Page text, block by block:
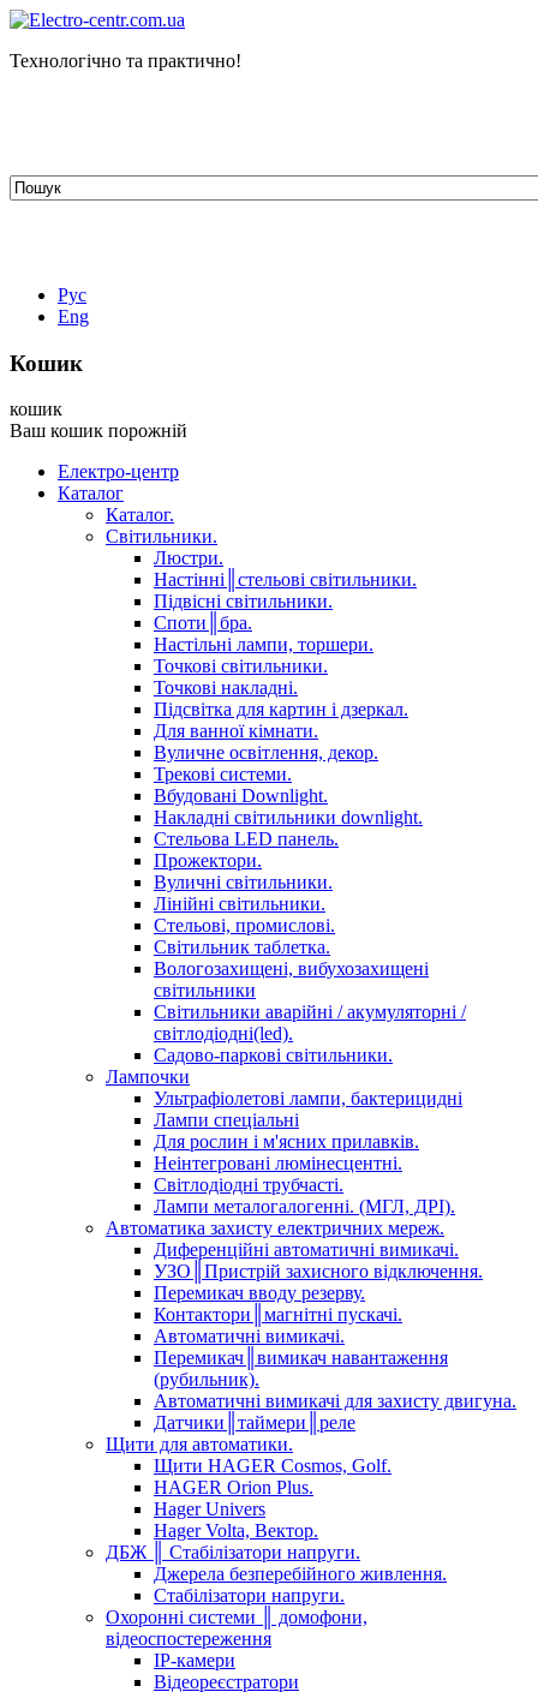
Технологічно та практично!
Рус
Eng
Кошик
кошик
Ваш кошик порожній
Електро-центр
Каталог
Каталог.
Світильники.
Люстри.
Настінні║стельові світильники.
Підвісні світильники.
Споти║бра.
Настільні лампи, торшери.
Точкові світильники.
Точкові накладні.
Підсвітка для картин і дзеркал.
Для ванної кімнати.
Вуличне освітлення, декор.
Трекові системи.
Вбудовані Downlight.
Накладні світильники downlight.
Стельова LED панель.
Прожектори.
Вуличні світильники.
Лінійні світильники.
Стельові, промислові.
Світильник таблетка.
Вологозахищені, вибухозахищені
світильники
Світильники аварійні / акумуляторні /
світлодіодні(led).
Садово-паркові світильники.
Лампочки
Ультрафіолетові лампи, бактерицидні
Лампи спеціальні
Для рослин і м'ясних прилавків.
Неінтегровані люмінесцентні.
Світлодіодні трубчасті.
Лампи металогалогенні. (МГЛ, ДРІ).
Автоматика захисту електричних мереж.
Диференційні автоматичні вимикачі.
УЗО║Пристрій захисного відключення.
Перемикач вводу резерву.
Контактори║магнітні пускачі.
Автоматичні вимикачі.
Перемикач║вимикач навантаження
(рубильник).
Автоматичні вимикачі для захисту двигуна.
Датчики║таймери║реле
Щити для автоматики.
Щити HAGER Cosmos, Golf.
HAGER Orion Plus.
Hager Univers
Hager Volta, Вектор.
ДБЖ ║ Стабілізатори напруги.
Джерела безперебійного живлення.
Стабілізатори напруги.
Охоронні системи ║ домофони,
відеоспостереження
IP-камери
Відеореєстратори